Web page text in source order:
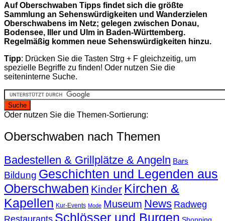
Auf Oberschwaben Tipps findet sich die größte
Sammlung an Sehenswürdigkeiten und Wanderzielen
Oberschwabens im Netz; gelegen zwischen Donau,
Bodensee, Iller und Ulm in Baden-Württemberg.
Regelmäßig kommen neue Sehenswürdigkeiten hinzu.
Tipp: Drücken Sie die Tasten Strg + F gleichzeitig, um
spezielle Begriffe zu finden! Oder nutzen Sie die
seiteninterne Suche.
Oder nutzen Sie die Themen-Sortierung:
Oberschwaben nach Themen
Badestellen & Grillplätze & Angeln Bars
Bildung Geschichten und Legenden aus
Oberschwaben Kinder Kirchen &
Kapellen Kur-Events Mode Museum News Radweg
Restaurants Schlösser und Burgen